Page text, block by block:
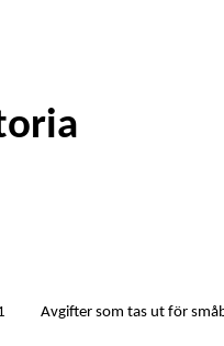
Avgifter som tas ut för